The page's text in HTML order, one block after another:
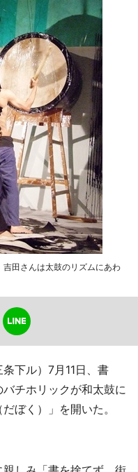
田さんは太鼓のリズムにあわ
下ル）7月11日、書
チホリックが和太鼓に
ぼく）」を開いた。